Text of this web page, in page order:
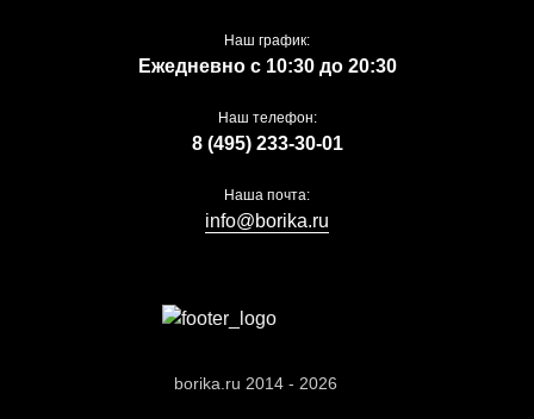
borika.ru 2014 - 2026
Наш график:
Ежедневно с 10:30 до 20:30
Наш телефон:
8 (495) 233-30-01
Наша почта:
info@borika.ru